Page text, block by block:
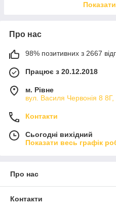
Про нас
98% позитивних з 2667
Працює з 20.12.2018
м. Рівне
вул. Василя Червонія 8 8Г,
Контакти
Сьогодні вихідний
Показати весь графік
Про нас
Контакти